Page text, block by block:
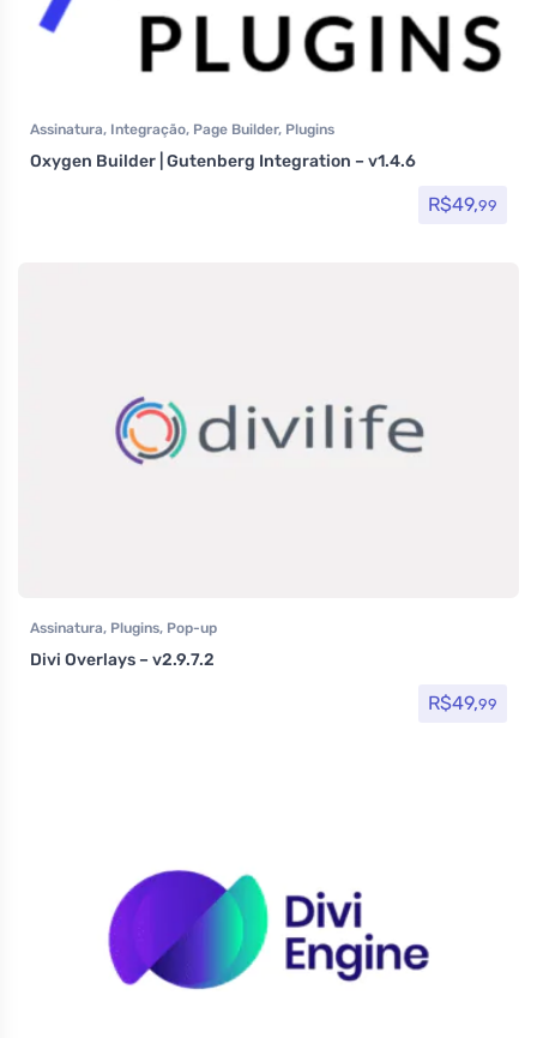
Assinatura, Integração, Page Builder, Plugins
Oxygen Builder | Gutenberg Integration – v1.4.6
R$49,99
Assinatura, Plugins, Pop-up
Divi Overlays – v2.9.7.2
R$49,99